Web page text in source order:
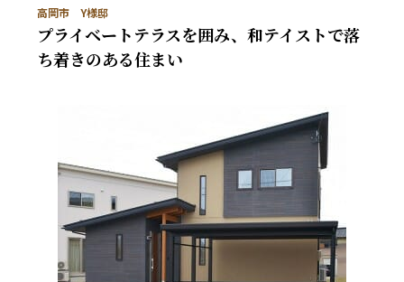
高岡市 Y様邸
プライベートテラスを囲み、和テイストで落
ち着きのある住まい